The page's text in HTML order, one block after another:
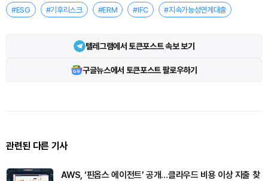
#ESG #기후리스크 #ERM #IFC #지속가능성연계대출
텔레그램에서 토큰포스트 속보 보기
구글뉴스에서 토큰포스트 팔로우하기
관련된 다른 기사
AWS, ‘핀옵스 에이전트’ 공개…클라우드 비용 이상 지출 찾